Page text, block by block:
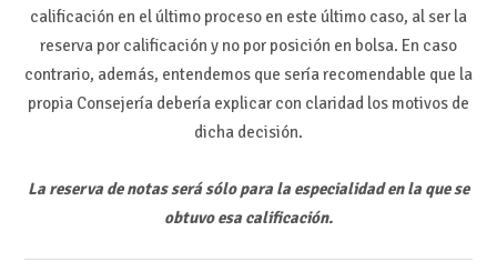
calificación en el último proceso en este último caso, al ser la
reserva por calificación y no por posición en bolsa. En caso
contrario, además, entendemos que sería recomendable que la
propia Consejería debería explicar con claridad los motivos de
dicha decisión.
La reserva de notas será sólo para la especialidad en la que se
obtuvo esa calificación.